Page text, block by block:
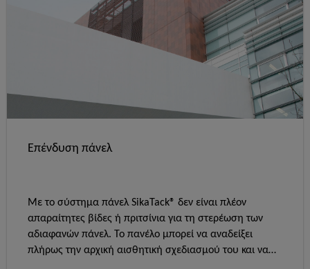
Επένδυση πάνελ
Με το σύστημα πάνελ SikaTack® δεν είναι πλέον
απαραίτητες βίδες ή πριτσίνια για τη στερέωση των
αδιαφανών πάνελ. Το πανέλο μπορεί να αναδείξει
πλήρως την αρχική αισθητική σχεδιασμού του και να